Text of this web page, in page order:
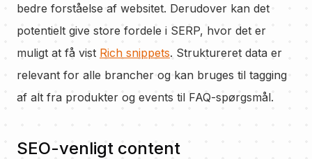
bedre forståelse af websitet. Derudover kan det
potentielt give store fordele i SERP, hvor det er
muligt at få vist Rich snippets. Struktureret data er
relevant for alle brancher og kan bruges til tagging
af alt fra produkter og events til FAQ-spørgsmål.
SEO-venligt content